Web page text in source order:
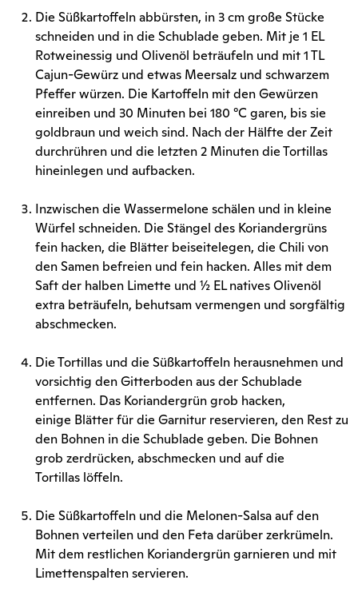
Die Süßkartoffeln abbürsten, in 3 cm große Stücke
schneiden und in die Schublade geben. Mit je 1 EL
Rotweinessig und Olivenöl beträufeln und mit 1 TL
Cajun-Gewürz und etwas Meersalz und schwarzem
Pfeffer würzen. Die Kartoffeln mit den Gewürzen
einreiben und 30 Minuten bei 180 °C garen, bis sie
goldbraun und weich sind. Nach der Hälfte der Zeit
durchrühren und die letzten 2 Minuten die Tortillas
hineinlegen und aufbacken.
Inzwischen die Wassermelone schälen und in kleine
Würfel schneiden. Die Stängel des Koriandergrüns
fein hacken, die Blätter beiseitelegen, die Chili von
den Samen befreien und fein hacken. Alles mit dem
Saft der halben Limette und ½ EL natives Olivenöl
extra beträufeln, behutsam vermengen und sorgfältig
abschmecken.
Die Tortillas und die Süßkartoffeln herausnehmen und
vorsichtig den Gitterboden aus der Schublade
entfernen. Das Koriandergrün grob hacken,
einige Blätter für die Garnitur reservieren, den Rest zu
den Bohnen in die Schublade geben. Die Bohnen
grob zerdrücken, abschmecken und auf die
Tortillas löffeln.
Die Süßkartoffeln und die Melonen-Salsa auf den
Bohnen verteilen und den Feta darüber zerkrümeln.
Mit dem restlichen Koriandergrün garnieren und mit
Limettenspalten servieren.